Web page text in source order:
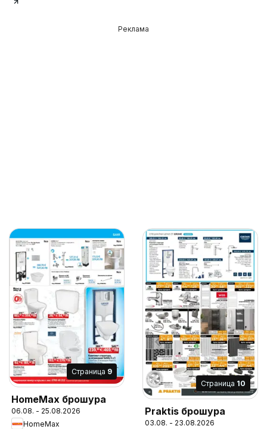
Реклама
Cтраница 9
HomeMax брошура
06.08. - 25.08.2026
HomeMax
Cтраница 10
Praktis брошура
03.08. - 23.08.2026